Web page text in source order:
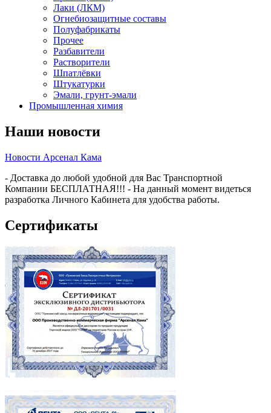
Лаки (ЛКМ)
Огнебиозащитные составы
Полуфабрикаты
Прочее
Разбавители
Растворители
Шпатлёвки
Штукатурки
Эмали, грунт-эмали
Промышленная химия
Наши новости
Новости Арсенал Кама
- Доставка до любой удобной для Вас Транспортной
Компании БЕСПЛАТНАЯ!!! - На данный момент видеться
разработка Личного Кабинета для удобства работы.
Сертификаты